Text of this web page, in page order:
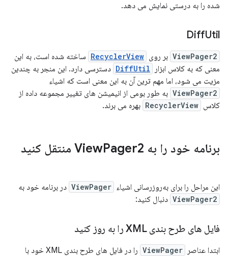
شده را به درستی نمایش می دهد.
DiffUtil
ViewPager2 بر روی RecyclerView ساخته شده است، به این
معنی که به کلاس ابزار
DiffUtil دسترسی دارد. این منجر به چندین
مزیت می شود، اما مهم ترین آن به این معنی است که اشیاء
ViewPager2 به طور بومی از انیمیشن های تغییر مجموعه داده از
کلاس RecyclerView بهره می برند.
برنامه خود را به View Pager2 منتقل کنید
این مراحل را برای به‌روزرسانی اشیاء ViewPager در برنامه خود به
ViewPager2 دنبال کنید:
فایل های طرح بندی XML را به روز کنید
ابتدا عناصر ViewPager
را در فایل های طرح بندی XML خود با